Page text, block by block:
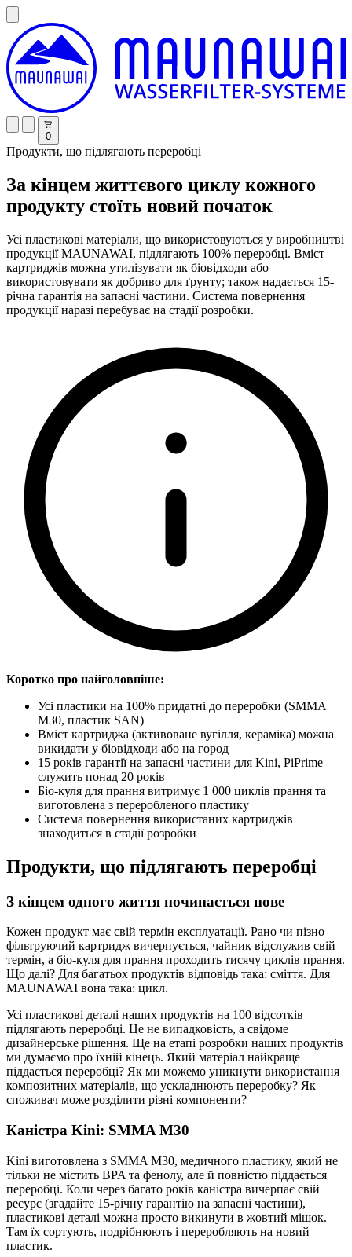
0
Продукти, що підлягають переробці
За кінцем життєвого циклу кожного
продукту стоїть новий початок
Усі пластикові матеріали, що використовуються у виробництві
продукції MAUNAWAI, підлягають 100% переробці. Вміст
картриджів можна утилізувати як біовідходи або
використовувати як добриво для ґрунту; також надається 15-
річна гарантія на запасні частини. Система повернення
продукції наразі перебуває на стадії розробки.
Коротко про найголовніше:
Усі пластики на 100% придатні до переробки (SMMA
M30, пластик SAN)
Вміст картриджа (активоване вугілля, кераміка) можна
викидати у біовідходи або на город
15 років гарантії на запасні частини для Kini, PiPrime
служить понад 20 років
Біо-куля для прання витримує 1 000 циклів прання та
виготовлена з переробленого пластику
Система повернення використаних картриджів
знаходиться в стадії розробки
Продукти, що підлягають переробці
З кінцем одного життя починається нове
Кожен продукт має свій термін експлуатації. Рано чи пізно
фільтруючий картридж вичерпується, чайник відслужив свій
термін, а біо-куля для прання проходить тисячу циклів прання.
Що далі? Для багатьох продуктів відповідь така: сміття. Для
MAUNAWAI вона така: цикл.
Усі пластикові деталі наших продуктів на 100 відсотків
підлягають переробці. Це не випадковість, а свідоме
дизайнерське рішення. Ще на етапі розробки наших продуктів
ми думаємо про їхній кінець. Який матеріал найкраще
піддається переробці? Як ми можемо уникнути використання
композитних матеріалів, що ускладнюють переробку? Як
споживач може розділити різні компоненти?
Каністра Kini: SMMA M30
Kini виготовлена з SMMA M30, медичного пластику, який не
тільки не містить BPA та фенолу, але й повністю піддається
переробці. Коли через багато років каністра вичерпає свій
ресурс (згадайте 15-річну гарантію на запасні частини),
пластикові деталі можна просто викинути в жовтий мішок.
Там їх сортують, подрібнюють і переробляють на новий
пластик.